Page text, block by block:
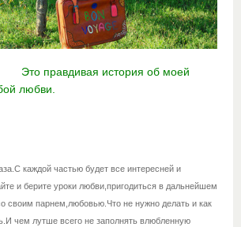
Это правдивая история об моей
любви.
каждой частью будет все интересней и
и берите уроки любви,пригодиться в дальнейшем
своим парнем,любовью.Что не нужно делать и как
чем лутше всего не заполнять влюбленную